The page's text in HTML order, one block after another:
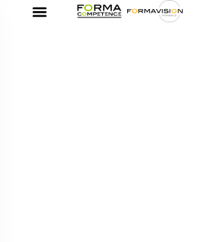
Établissements de
Formation : Êtes-